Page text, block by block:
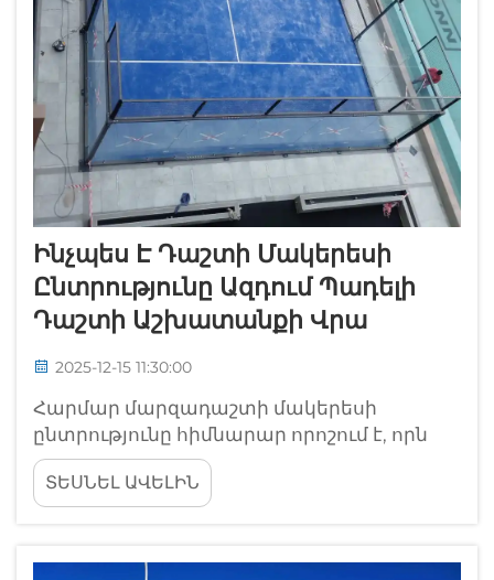
Ինչպես Է Դաշտի Մակերեսի
Ընտրությունը Ազդում Պադելի
Դաշտի Աշխատանքի Վրա
2025-12-15 11:30:00
Հարմար մարզադաշտի մակերեսի
ընտրությունը հիմնարար որոշում է, որն
ունի մեծ ազդեցություն ցանկացած փադել
մարզադաշտի տեղադրման ընդհանուր
աշխատանքի և կյանքի տևողության վրա:
օպերատորները, մարզական
ՏԵՍՆԵԼ ԱՎԵԼԻՆ